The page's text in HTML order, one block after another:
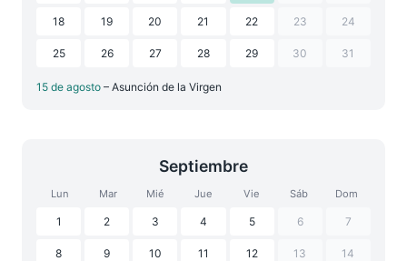
18 19 20 21 22 23 24
25 26 27 28 29 30 31
15 de agosto – Asunción de la Virgen
Septiembre
Lun Mar Mié Jue Vie Sáb Dom
1 2 3 4 5 6 7
8 9 10 11 12 13 14